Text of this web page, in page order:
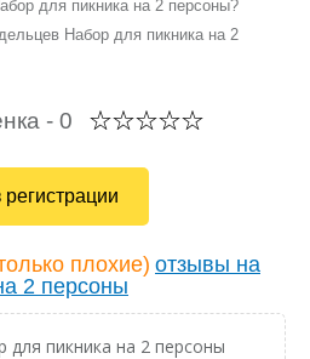
для пикника на 2 персоны?
Набор для пикника на 2
- 0
плохие) отзывы на
2 персоны
пикника на 2 персоны